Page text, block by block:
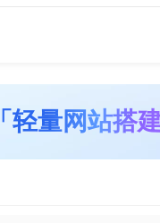
「轻量网站搭